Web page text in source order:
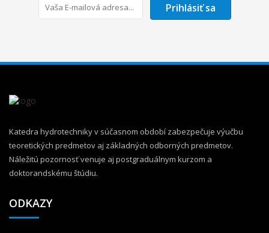
Prihlásiť sa
Katedra hydrotechniky v súčasnom období zabezpečuje výučbu
teoretických predmetov aj základných odborných predmetov.
Náležitú pozornosť venuje aj postgraduálnym kurzom a
doktorandskému štúdiu.
ODKAZY